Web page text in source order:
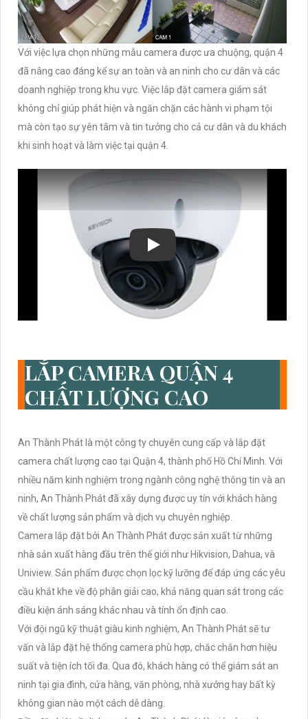
Với việc lựa chọn những mẫu camera được ưa chuộng, quận 4
đã nâng cao đáng kể sự an toàn và an ninh cho cư dân và các
doanh nghiệp trong khu vực. Việc lắp đặt camera giám sát
không chỉ giúp phát hiện và ngăn chặn các hành vi phạm tội
mà còn tạo sự yên tâm và tin tưởng cho cả cư dân và du khách
khi sinh hoạt và làm việc tại quận 4.
LẮP CAMERA QUẬN 4
CHẤT LƯỢNG CAO
An Thành Phát là một công ty chuyên cung cấp và lắp đặt
camera chất lượng cao tại Quận 4, thành phố Hồ Chí Minh. Với
nhiều năm kinh nghiệm trong ngành công nghệ thông tin và an
ninh, An Thành Phát đã xây dựng được uy tín với khách hàng
về chất lượng sản phẩm và dịch vụ chuyên nghiệp.
Camera lắp đặt bởi An Thành Phát được sản xuất từ những
nhà sản xuất hàng đầu trên thế giới như Hikvision, Dahua, và
Uniview. Sản phẩm được chọn lọc kỹ lưỡng để đáp ứng các yêu
cầu khắt khe về độ phân giải cao, khả năng quan sát trong các
điều kiện ánh sáng khác nhau và tính ổn định cao.
Với đội ngũ kỹ thuật giàu kinh nghiệm, An Thành Phát sẽ tư
vấn và lắp đặt hệ thống camera phù hợp, chắc chắn hơn hiệu
suất và tiện ích tối đa. Qua đó, khách hàng có thể giám sát an
ninh tại gia đình, cửa hàng, văn phòng, nhà xưởng hay bất kỳ
không gian nào một cách dễ dàng.